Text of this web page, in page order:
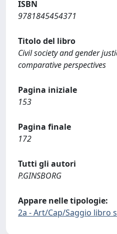
ISBN
9781845454371
Titolo del libro
Civil society and gender
comparative perspectives
Pagina iniziale
153
Pagina finale
172
Tutti gli autori
P.GINSBORG
Appare nelle tipologie:
2a - Art/Cap/Saggio libro